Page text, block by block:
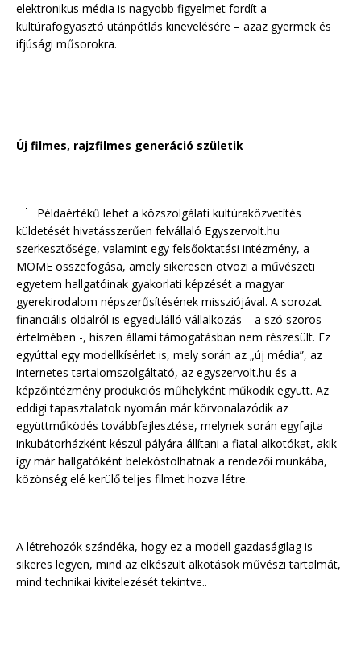
elektronikus média is nagyobb figyelmet fordít a
kultúrafogyasztó utánpótlás kinevelésére – azaz gyermek és
ifjúsági műsorokra.
Új filmes, rajzfilmes generáció születik
Példaértékű lehet a közszolgálati kultúraközvetítés
küldetését hivatásszerűen felvállaló Egyszervolt.hu
szerkesztősége, valamint egy felsőoktatási intézmény, a
MOME összefogása, amely sikeresen ötvözi a művészeti
egyetem hallgatóinak gyakorlati képzését a magyar
gyerekirodalom népszerűsítésének missziójával. A sorozat
financiális oldalról is egyedülálló vállalkozás – a szó szoros
értelmében -, hiszen állami támogatásban nem részesült. Ez
egyúttal egy modellkísérlet is, mely során az „új média”, az
internetes tartalomszolgáltató, az egyszervolt.hu és a
képzőintézmény produkciós műhelyként működik együtt. Az
eddigi tapasztalatok nyomán már körvonalazódik az
együttműködés továbbfejlesztése, melynek során egyfajta
inkubátorházként készül pályára állítani a fiatal alkotókat, akik
így már hallgatóként belekóstolhatnak a rendezői munkába,
közönség elé kerülő teljes filmet hozva létre.
A létrehozók szándéka, hogy ez a modell gazdaságilag is
sikeres legyen, mind az elkészült alkotások művészi tartalmát,
mind technikai kivitelezését tekintve..